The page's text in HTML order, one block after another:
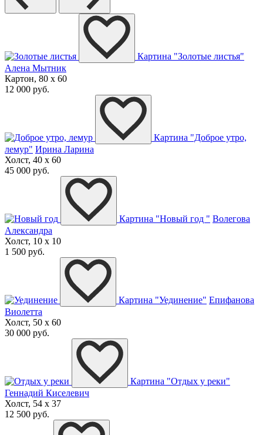
Картина "Золотые листья"
Алена Мытник
Картон, 80 x 60
12 000 руб.
Картина "Доброе утро,
лемур" Ирина Ларина
Холст, 40 x 60
45 000 руб.
Картина "Новый год " Волегова
Александра
Холст, 10 x 10
1 500 руб.
Картина "Уединение" Епифанова
Виолетта
Холст, 50 x 60
30 000 руб.
Картина "Отдых у реки"
Геннадий Киселевич
Холст, 54 x 37
12 500 руб.